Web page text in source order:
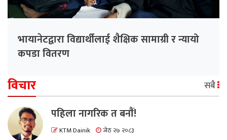
भायानेटद्वारा विद्यार्थीलाई शैक्षिक सामाग्री र न्यायो
कपडा वितरण
विचार सबै
पहिला नागरिक त बनाैं!
KTM Dainik जेठ २७ २०८३